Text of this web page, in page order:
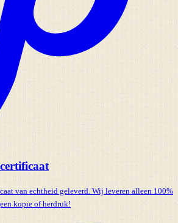
van echtheid geleverd. Wij leveren alleen 100%
kopie of herdruk!